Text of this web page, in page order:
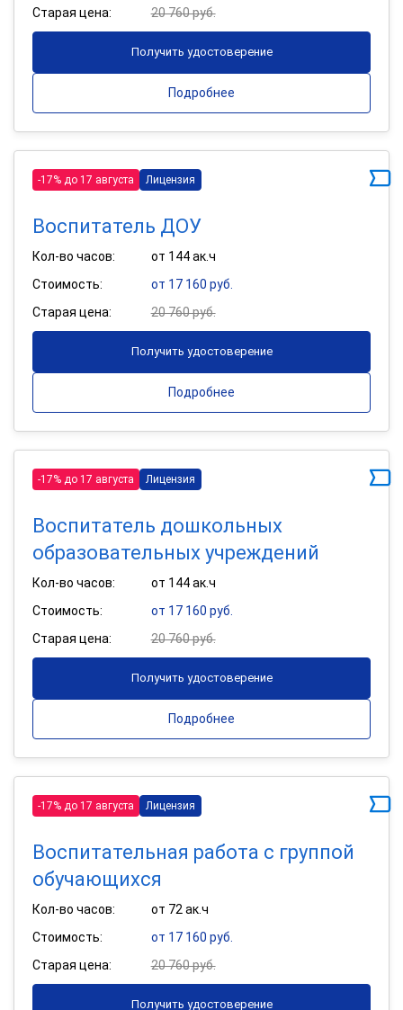
Старая цена:
20 760 руб.
Получить удостоверение
Подробнее
-17% до 17 августа Лицензия
Воспитатель ДОУ
Кол-во часов:
от 144 ак.ч
Стоимость:
от 17 160 руб.
Старая цена:
20 760 руб.
Получить удостоверение
Подробнее
-17% до 17 августа Лицензия
Воспитатель дошкольных
образовательных учреждений
Кол-во часов:
от 144 ак.ч
Стоимость:
от 17 160 руб.
Старая цена:
20 760 руб.
Получить удостоверение
Подробнее
-17% до 17 августа Лицензия
Воспитательная работа с группой
обучающихся
Кол-во часов:
от 72 ак.ч
Стоимость:
от 17 160 руб.
Старая цена:
20 760 руб.
Получить удостоверение